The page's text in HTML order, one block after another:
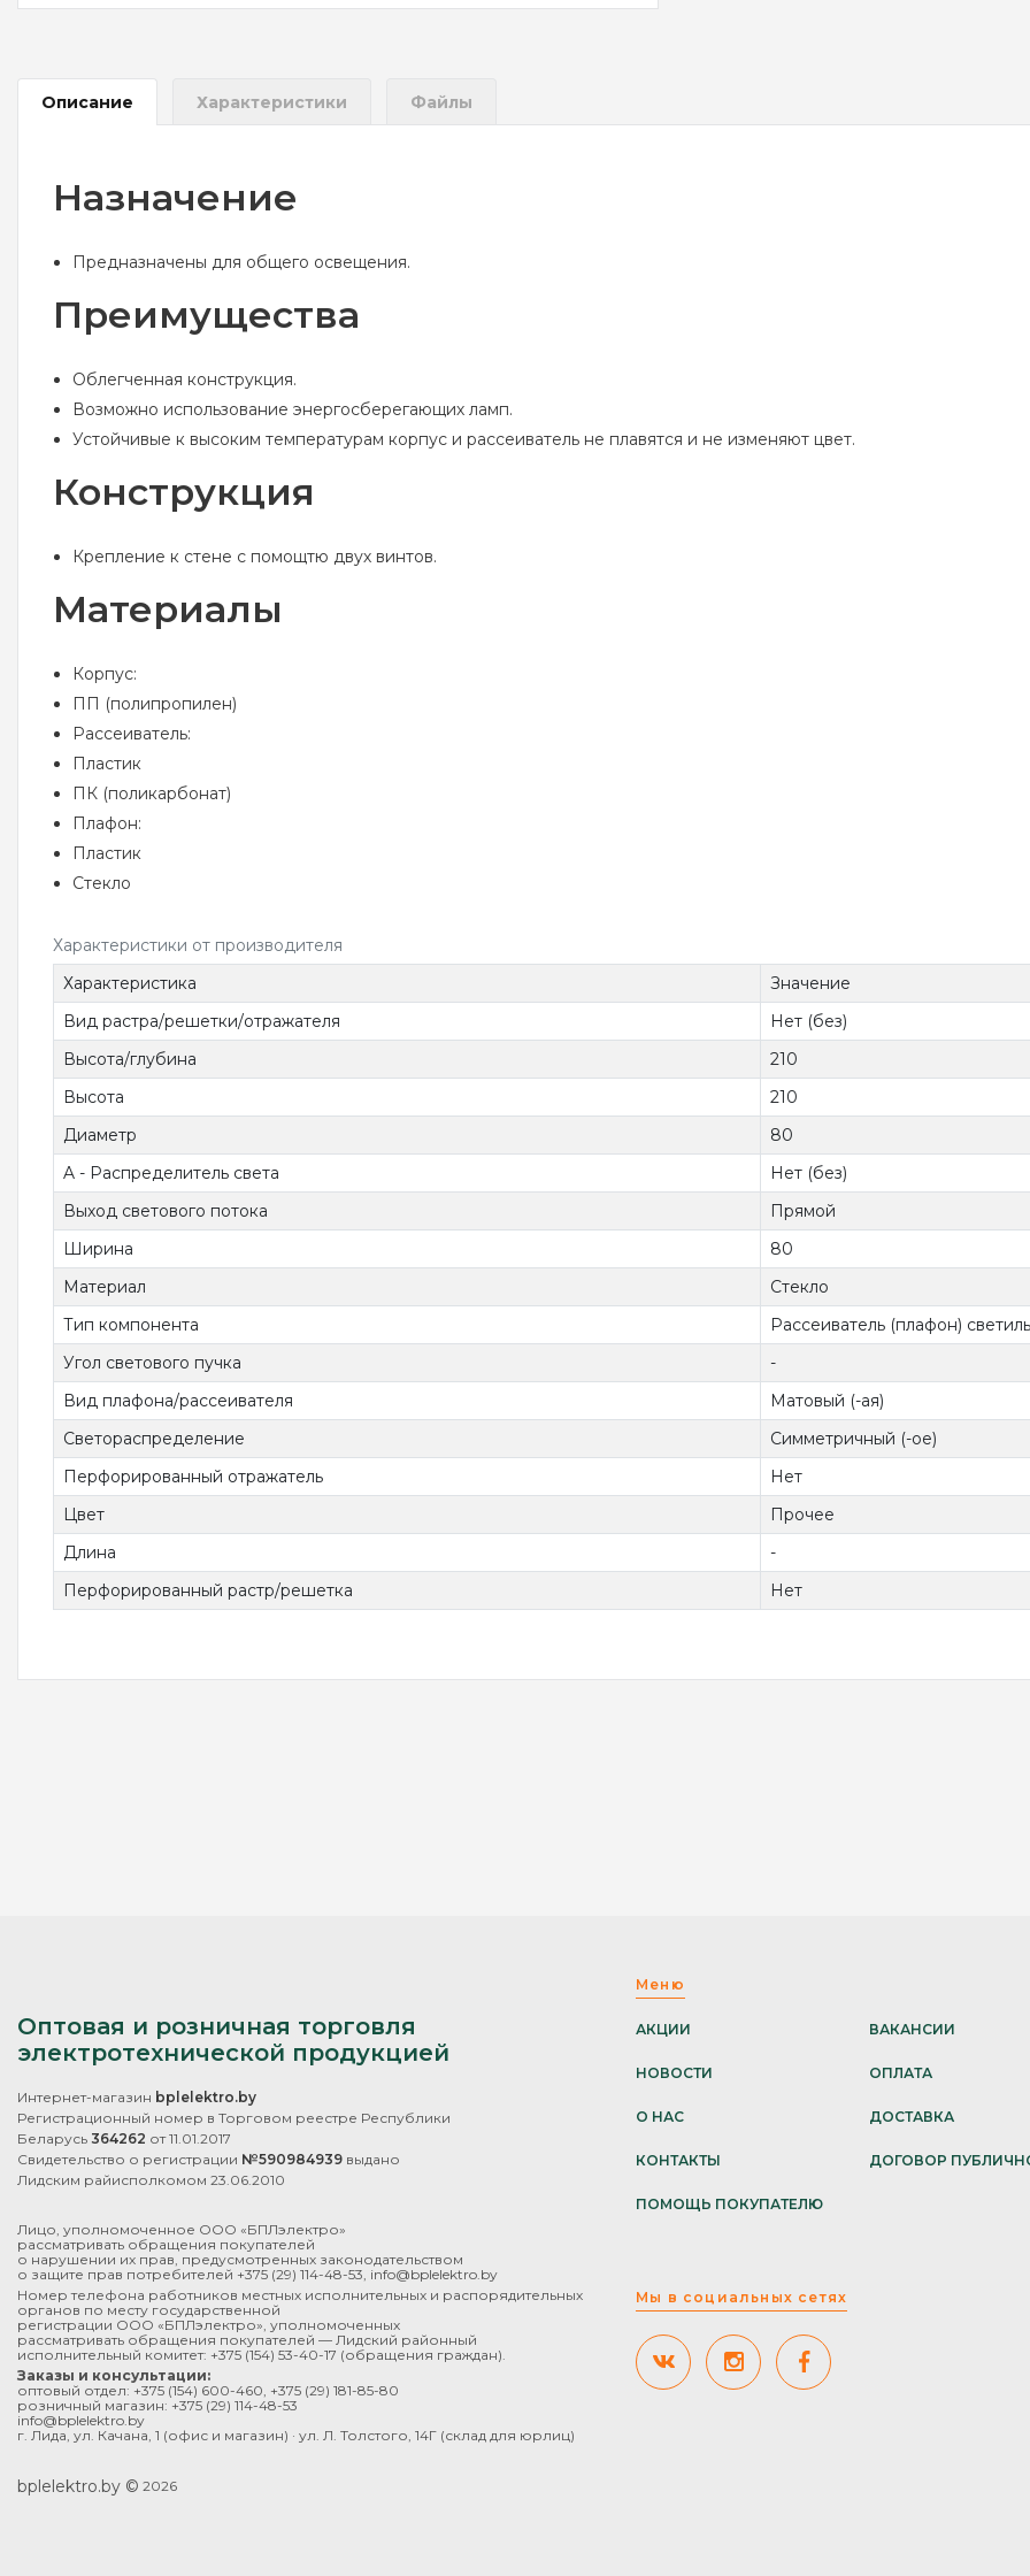
Описание Характеристики Файлы
Назначение
Предназначены для общего освещения.
Преимущества
Облегченная конструкция.
Возможно использование энергосберегающих ламп.
Устойчивые к высоким температурам корпус и рассеиватель не плавятся и не изменяют цвет.
Конструкция
Крепление к стене с помощтю двух винтов.
Материалы
Корпус:
ПП (полипропилен)
Рассеиватель:
Пластик
ПК (поликарбонат)
Плафон:
Пластик
Стекло
Характеристики от производителя
Характеристика
Значение
Вид растра/решетки/отражателя
Нет (без)
Высота/глубина
210
Высота
210
Диаметр
80
A - Распределитель света
Нет (без)
Выход светового потока
Прямой
Ширина
80
Материал
Стекло
Тип компонента
Рассеиватель (плафон)
Угол светового пучка
-
Вид плафона/рассеивателя
Матовый (-ая)
Светораспределение
Симметричный (-ое)
Перфорированный отражатель
Нет
Цвет
Прочее
Длина
-
Перфорированный растр/решетка
Нет
Оптовая и розничная торговля
электротехнической продукцией
Интернет-магазин bplelektro.by
Регистрационный номер в Торговом реестре Республики
Беларусь 364262 от 11.01.2017
Свидетельство о регистрации №590984939 выдано
Лидским райисполкомом 23.06.2010
Лицо, уполномоченное ООО «БПЛэлектро»
рассматривать обращения покупателей
о нарушении их прав, предусмотренных законодательством
о защите прав потребителей +375 (29) 114-48-53 info@bplelektro.by
Номер телефона работников местных исполнительных и распорядительных
органов по месту государственной
регистрации ООО «БПЛэлектро», уполномоченных
рассматривать обращения покупателей — Лидский районный
исполнительный комитет: +375 (154) 53-40-17 (обращения граждан).
Заказы и консультации:
оптовый отдел: +375 (154) 600-460 +375 (29) 181-85-80
розничный магазин: +375 (29) 114-48-53
info@bplelektro.by
г. Лида, ул. Качана, 1 (офис и магазин) · ул. Л. Толстого, 14Г (склад для юрлиц)
bplelektro.by © 2026
Меню
АКЦИИ
НОВОСТИ
О НАС
КОНТАКТЫ
ПОМОЩЬ ПОКУПАТЕЛЮ
ВАКАНСИИ
ОПЛАТА
ДОСТАВКА
ДОГОВОР
Мы в социальных сетях